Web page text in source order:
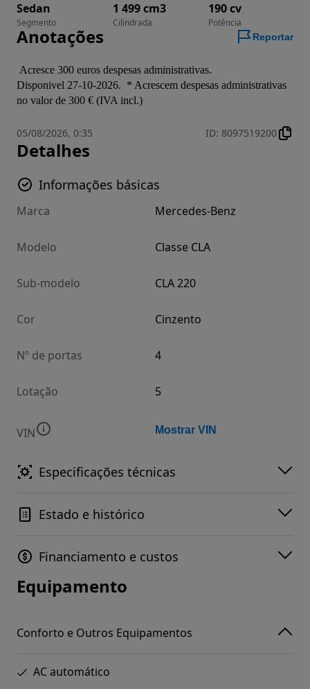
Sedan
Segmento
1 499 cm3
Cilindrada
190 cv
Potência
Anotações Reportar
Disponivel 27-10-2026.  * Acrescem despesas administrativas
no valor de 300 € (IVA incl.)
05/08/2026, 0:35 ID: 8097519200
Detalhes
Informações básicas
Marca Mercedes-Benz
Modelo Classe CLA
Sub-modelo CLA 220
Cor Cinzento
Nº de portas 4
Lotação 5
VIN Mostrar VIN
Especificações técnicas
Estado e histórico
Financiamento e custos
Equipamento
Conforto e Outros Equipamentos
AC automático